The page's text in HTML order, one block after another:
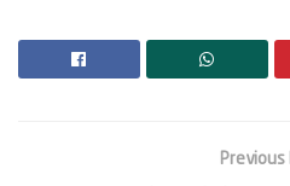
Previous